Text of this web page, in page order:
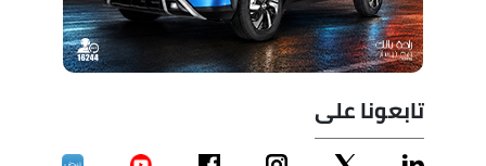
تابعونا على